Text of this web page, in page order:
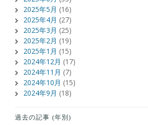
2025年5月 (16)
2025年4月 (27)
2025年3月 (25)
2025年2月 (19)
2025年1月 (15)
2024年12月 (17)
2024年11月 (7)
2024年10月 (15)
2024年9月 (18)
過去の記事 (年別)